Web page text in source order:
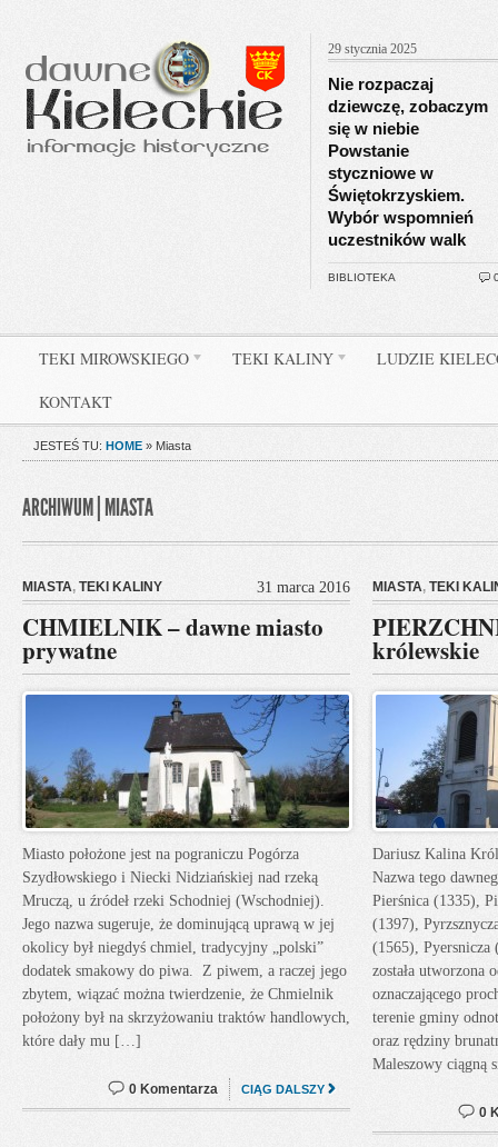
29 stycznia 2025
Nie rozpaczaj
dziewczę, zobaczym
się w niebie
Powstanie
styczniowe w
Świętokrzyskiem.
Wybór wspomnień
uczestników walk
BIBLIOTEKA
TEKI MIROWSKIEGO TEKI KALINY LUDZIE
KONTAKT
JESTEŚ TU: HOME » Miasta
ARCHIWUM | MIASTA
MIASTA, TEKI KALINY 31 marca 2016
CHMIELNIK – dawne miasto
prywatne
Miasto położone jest na pograniczu Pogórza
Szydłowskiego i Niecki Nidziańskiej nad rzeką
Mruczą, u źródeł rzeki Schodniej (Wschodniej).
Jego nazwa sugeruje, że dominującą uprawą w jej
okolicy był niegdyś chmiel, tradycyjny „polski”
dodatek smakowy do piwa. Z piwem, a raczej jego
zbytem, wiązać można twierdzenie, że Chmielnik
położony był na skrzyżowaniu traktów handlowych,
które dały mu […]
CIĄG DALSZY
0 Komentarza
MIASTA, TEKI
królewskie
Dariusz Kalina
Nazwa tego
Pierśnica (1335),
(1397),
(1565),
została utworzona
oznaczającego
terenie gminy
oraz rędziny
Maleszowy
0